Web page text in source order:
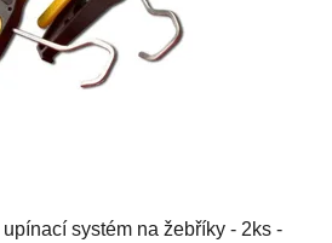
systém na žebříky - 2ks -